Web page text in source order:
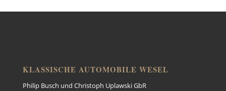
KLASSISCHE AUTOMOBILE WESEL
Philip Busch und Christoph Uplawski GbR